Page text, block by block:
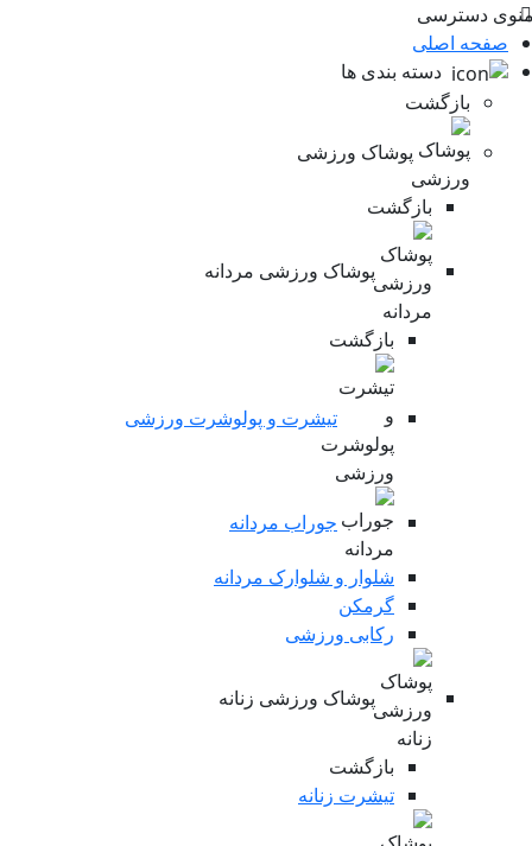
دسترسی
اصلی
دسته بندی ها
بازگشت
پوشاک ورزشی
بازگشت
پوشاک ورزشی مردانه
بازگشت
تیشرت و پولوشرت ورزشی
جوراب مردانه
شلوار و شلوارک مردانه
گرمکن
رکابی ورزشی
پوشاک ورزشی زنانه
بازگشت
تیشرت زنانه